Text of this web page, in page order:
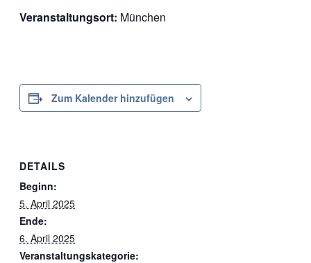
Veranstaltungsort: München
Zum Kalender hinzufügen
DETAILS
Beginn:
5. April 2025
Ende:
6. April 2025
Veranstaltungskategorie: